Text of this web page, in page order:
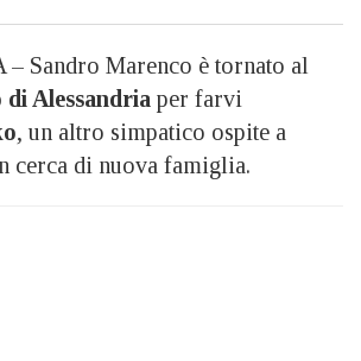
– Sandro Marenco è tornato al
Alessandria per farvi
, un altro simpatico ospite a
cerca di nuova famiglia.